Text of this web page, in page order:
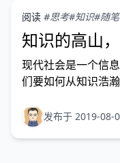
阅读 #思考#知识#随笔
知识的高山
现代社会是一个信
们要如何从知识浩
我们要如何以自己
请带着以上问题阅
发布于 2019-08-